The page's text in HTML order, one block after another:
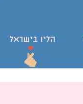
הליו בישראל